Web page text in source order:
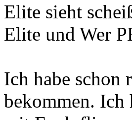
Elite sieht
Elite und Wer
Ich habe schon
bekommen. Ich